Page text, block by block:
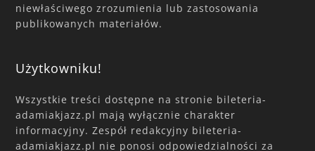
niewłaściwego zrozumienia lub zastosowania
publikowanych materiałów.
Użytkowniku!
Wszystkie treści dostępne na stronie bileteria-
adamiakjazz.pl mają wyłącznie charakter
informacyjny. Zespół redakcyjny bileteria-
adamiakjazz.pl nie ponosi odpowiedzialności za